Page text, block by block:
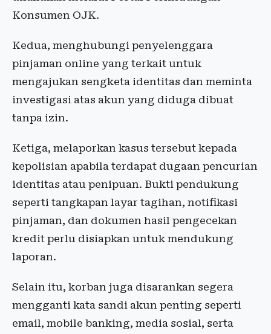
Konsumen OJK.
Kedua, menghubungi penyelenggara
pinjaman online yang terkait untuk
mengajukan sengketa identitas dan meminta
investigasi atas akun yang diduga dibuat
tanpa izin.
Ketiga, melaporkan kasus tersebut kepada
kepolisian apabila terdapat dugaan pencurian
identitas atau penipuan. Bukti pendukung
seperti tangkapan layar tagihan, notifikasi
pinjaman, dan dokumen hasil pengecekan
kredit perlu disiapkan untuk mendukung
laporan.
Selain itu, korban juga disarankan segera
mengganti kata sandi akun penting seperti
email, mobile banking, media sosial, serta